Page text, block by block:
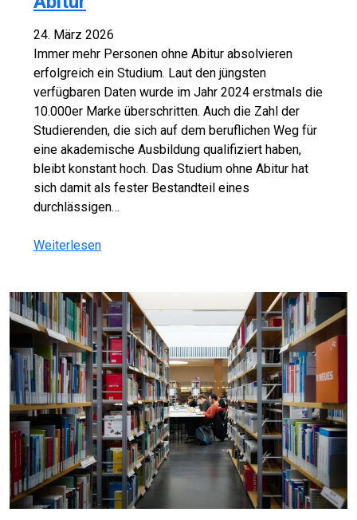
24. März 2026
Immer mehr Personen ohne Abitur absolvieren
erfolgreich ein Studium. Laut den jüngsten
verfügbaren Daten wurde im Jahr 2024 erstmals die
10.000er Marke überschritten. Auch die Zahl der
Studierenden, die sich auf dem beruflichen Weg für
eine akademische Ausbildung qualifiziert haben,
bleibt konstant hoch. Das Studium ohne Abitur hat
sich damit als fester Bestandteil eines
durchlässigen…
Weiterlesen